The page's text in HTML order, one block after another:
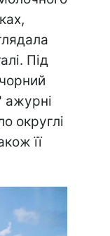
Під
ажурні
округлі
її